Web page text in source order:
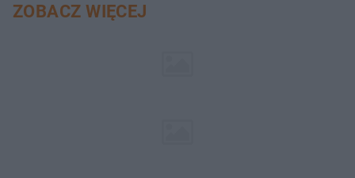
ZOBACZ WIĘCEJ